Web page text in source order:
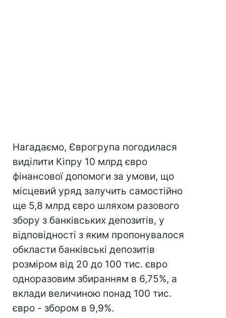
Нагадаємо, Єврогрупа погодилася
виділити Кіпру 10 млрд євро
фінансової допомоги за умови, що
місцевий уряд залучить самостійно
ще 5,8 млрд євро шляхом разового
збору з банківських депозитів, у
відповідності з яким пропонувалося
обкласти банківські депозитів
розміром від 20 до 100 тис. євро
одноразовим збиранням в 6,75%, а
вклади величиною понад 100 тис.
євро - збором в 9,9%.